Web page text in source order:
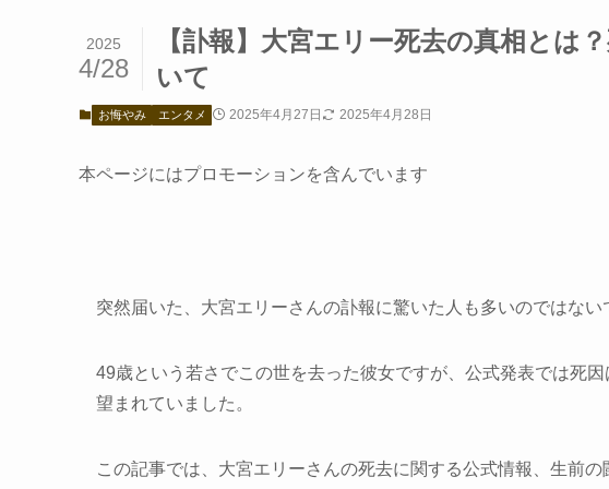
【訃報】大宮エリー死去の真相とは
いて
2025
4/28
お悔やみ エンタメ 2025年4月27日 2025年4月28日
本ページにはプロモーションを含んでいます
突然届いた、大宮エリーさんの訃報に驚いた人も多いのではない
49歳という若さでこの世を去った彼女ですが、公式発表では死
望まれていました。
この記事では、大宮エリーさんの死去に関する公式情報、生前